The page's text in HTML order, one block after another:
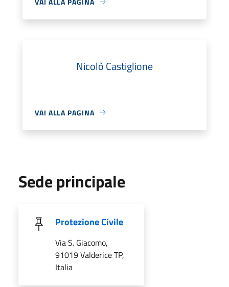
Nicolò Castiglione
VAI ALLA PAGINA
Sede principale
Protezione Civile
Via S. Giacomo,
91019 Valderice TP,
Italia